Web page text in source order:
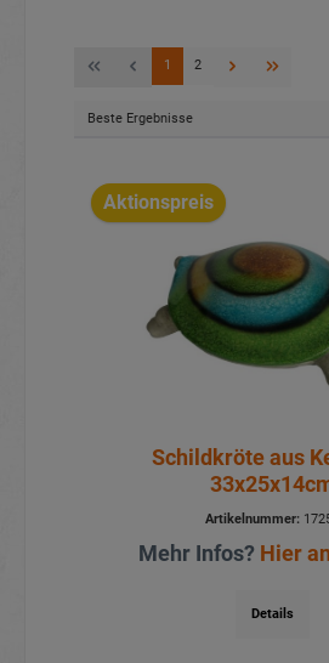
1 2
Aktionspreis
Schildkröte aus
Artikelnummer:
Mehr Infos? Hier
Details